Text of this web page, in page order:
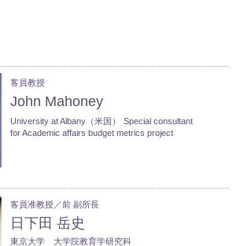
客員教授
John Mahoney
University at Albany（米国）
Special consultant
for Academic affairs budget metrics project
客員准教授／前 副所長
日下田 岳史
東京大学 大学院教育学研究科